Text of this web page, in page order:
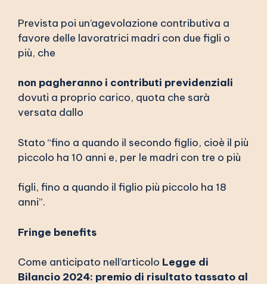
Prevista poi un’agevolazione contributiva a
favore delle lavoratrici madri con due figli o
più, che
non pagheranno i contributi previdenziali
dovuti a proprio carico, quota che sarà
versata dallo
Stato “fino a quando il secondo figlio, cioè il più
piccolo ha 10 anni e, per le madri con tre o più
figli, fino a quando il figlio più piccolo ha 18
anni”.
Fringe benefits
Come anticipato nell’articolo Legge di
Bilancio 2024: premio di risultato tassato al